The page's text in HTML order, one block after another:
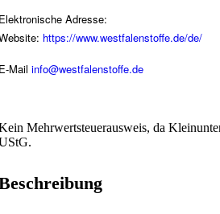
Adresse:
https://www.westfalenstoffe.de/de/
Mail info@westfalenstoffe.de
Mehrwertsteuerausweis, da